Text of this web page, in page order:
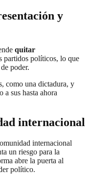
y
quitar
partidos políticos, lo que
poder.
como una dictadura, y
a sus hasta ahora
internacional
internacional
un riesgo para la
abre la puerta al
político.